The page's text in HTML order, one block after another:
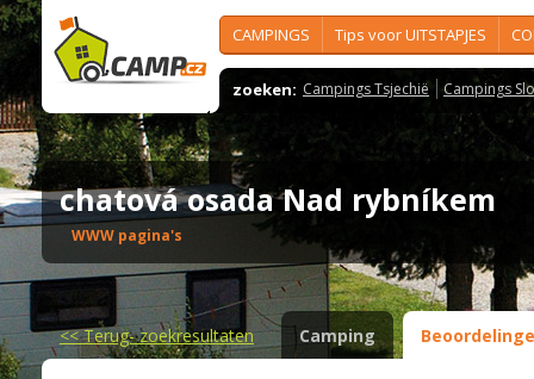
CAMPINGS Tips voor UITSTAPJES
zoeken: Campings Tsjechië Campings
chatová osada Nad rybníkem
WWW pagina's
<<Terug- zoekresultaten Camping